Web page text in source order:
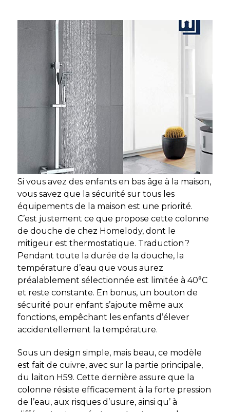
Si vous avez des enfants en bas âge à la maison,
vous savez que la sécurité sur tous les
équipements de la maison est une priorité.
C’est justement ce que propose cette colonne
de douche de chez Homelody, dont le
mitigeur est thermostatique. Traduction ?
Pendant toute la durée de la douche, la
température d’eau que vous aurez
préalablement sélectionnée est limitée à 40°C
et reste constante. En bonus, un bouton de
sécurité pour enfant s’ajoute même aux
fonctions, empêchant les enfants d’élever
accidentellement la température.
Sous un design simple, mais beau, ce modèle
est fait de cuivre, avec sur la partie principale,
du laiton H59. Cette dernière assure que la
colonne résiste efficacement à la forte pression
de l’eau, aux risques d’usure, ainsi qu’ à